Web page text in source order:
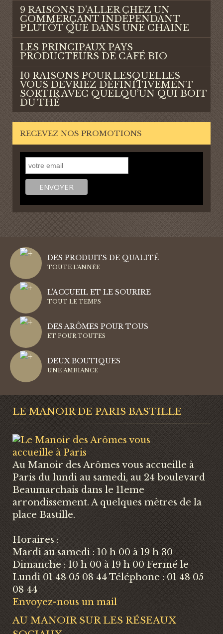
9 RAISONS D’ALLER CHEZ UN
COMMERÇANT INDÉPENDANT
PLUTÔT QUE DANS UNE CHAINE
LES PRINCIPAUX PAYS
PRODUCTEURS DE CAFÉ BIO
10 RAISONS POUR LESQUELLES
VOUS DEVRIEZ DÉFINITIVEMENT
SORTIR AVEC QUELQU’UN QUI BOIT
DU THÉ
RECEVEZ NOS PROMOTIONS
DES PRODUITS DE QUALITÉ
TOUTE L'ANNÉE
L'ACCUEIL ET LE SOURIRE
TOUT LE TEMPS
DES ARÔMES POUR TOUS
ET POUR TOUTES
DEUX BOUTIQUES
UNE AMBIANCE
LE MANOIR DE PARIS BASTILLE
Au Manoir des Arômes vous accueille à
Paris du lundi au samedi, au 24 boulevard
Beaumarchais dans le 11eme
arrondissement. A quelques mètres de la
place Bastille.
Horaires :
Mardi au samedi : 10 h 00 à 19 h 30
Dimanche : 10 h 00 à 19 h 00 Fermé le
Lundi 01 48 05 08 44 Téléphone : 01 48 05
08 44
Envoyez-nous un mail
AU MANOIR SUR LES RÉSEAUX